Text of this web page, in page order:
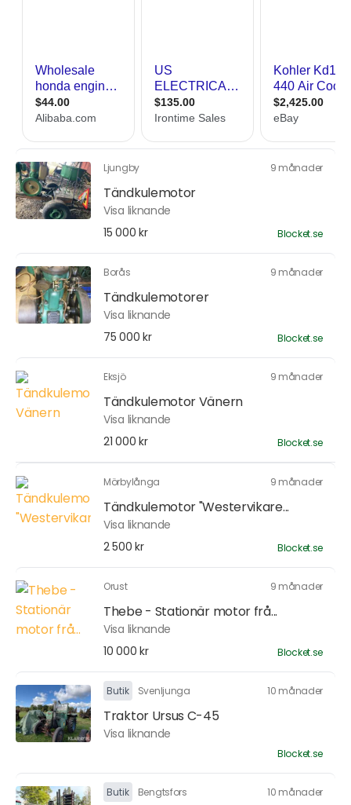
Ljungby 9 månader
Tändkulemotor
Visa liknande
15 000 kr
Blocket.se
Borås 9 månader
Tändkulemotorer
Visa liknande
75 000 kr
Blocket.se
Eksjö 9 månader
Tändkulemotor Vänern
Visa liknande
21 000 kr
Blocket.se
Mörbylånga 9 månader
Tändkulemotor "Westervikare...
Visa liknande
2 500 kr
Blocket.se
Orust 9 månader
Thebe - Stationär motor frå...
Visa liknande
10 000 kr
Blocket.se
Butik Svenljunga 10 månader
Traktor Ursus C-45
Visa liknande
Blocket.se
Butik Bengtsfors 10 månader